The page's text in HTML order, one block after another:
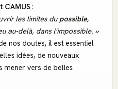
CAMUS :
les limites dupossible,
au-delà, dans l'impossible. »
nos doutes, il est essentiel
idées, de nouveaux
mener vers de belles